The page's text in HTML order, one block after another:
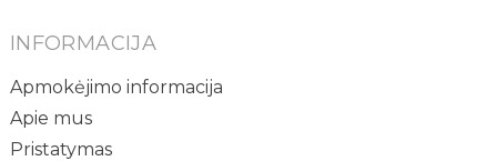
INFORMACIJA
Apmokėjimo informacija
Apie mus
Pristatymas